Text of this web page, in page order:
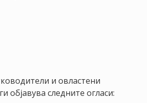
и овластени
објавува следните огласи: